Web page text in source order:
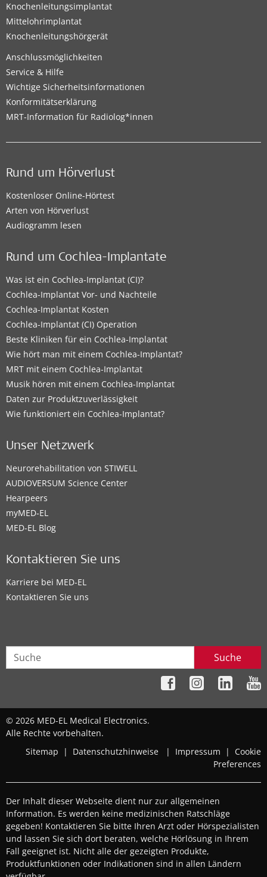
Knochenleitungsimplantat
Mittelohrimplantat
Knochenleitungshörgerät
Anschlussmöglichkeiten
Service & Hilfe
Wichtige Sicherheitsinformationen
Konformitätserklärung
MRT-Information für Radiolog*innen
Rund um Hörverlust
Kostenloser Online-Hörtest
Arten von Hörverlust
Audiogramm lesen
Rund um Cochlea-Implantate
Was ist ein Cochlea-Implantat (CI)?
Cochlea-Implantat Vor- und Nachteile
Cochlea-Implantat Kosten
Cochlea-Implantat (CI) Operation
Beste Kliniken für ein Cochlea-Implantat
Wie hört man mit einem Cochlea-Implantat?
MRT mit einem Cochlea-Implantat
Musik hören mit einem Cochlea-Implantat
Daten zur Produktzuverlässigkeit
Wie funktioniert ein Cochlea-Implantat?
Unser Netzwerk
Neurorehabilitation von STIWELL
AUDIOVERSUM Science Center
Hearpeers
myMED‑EL
MED-EL Blog
Kontaktieren Sie uns
Karriere bei MED-EL
Kontaktieren Sie uns
Suche
© 2026 MED-EL Medical Electronics.
Alle Rechte vorbehalten.
Sitemap
| Datenschutzhinweise | Impressum | Cookie
Preferences
Der Inhalt dieser Webseite dient nur zur allgemeinen
Information. Es werden keine medizinischen Ratschläge
gegeben! Kontaktieren Sie bitte Ihren Arzt oder Hörspezialisten
und lassen Sie sich dort beraten, welche Hörlösung in Ihrem
Fall geeignet ist. Nicht alle der gezeigten Produkte,
Produktfunktionen oder Indikationen sind in allen Ländern